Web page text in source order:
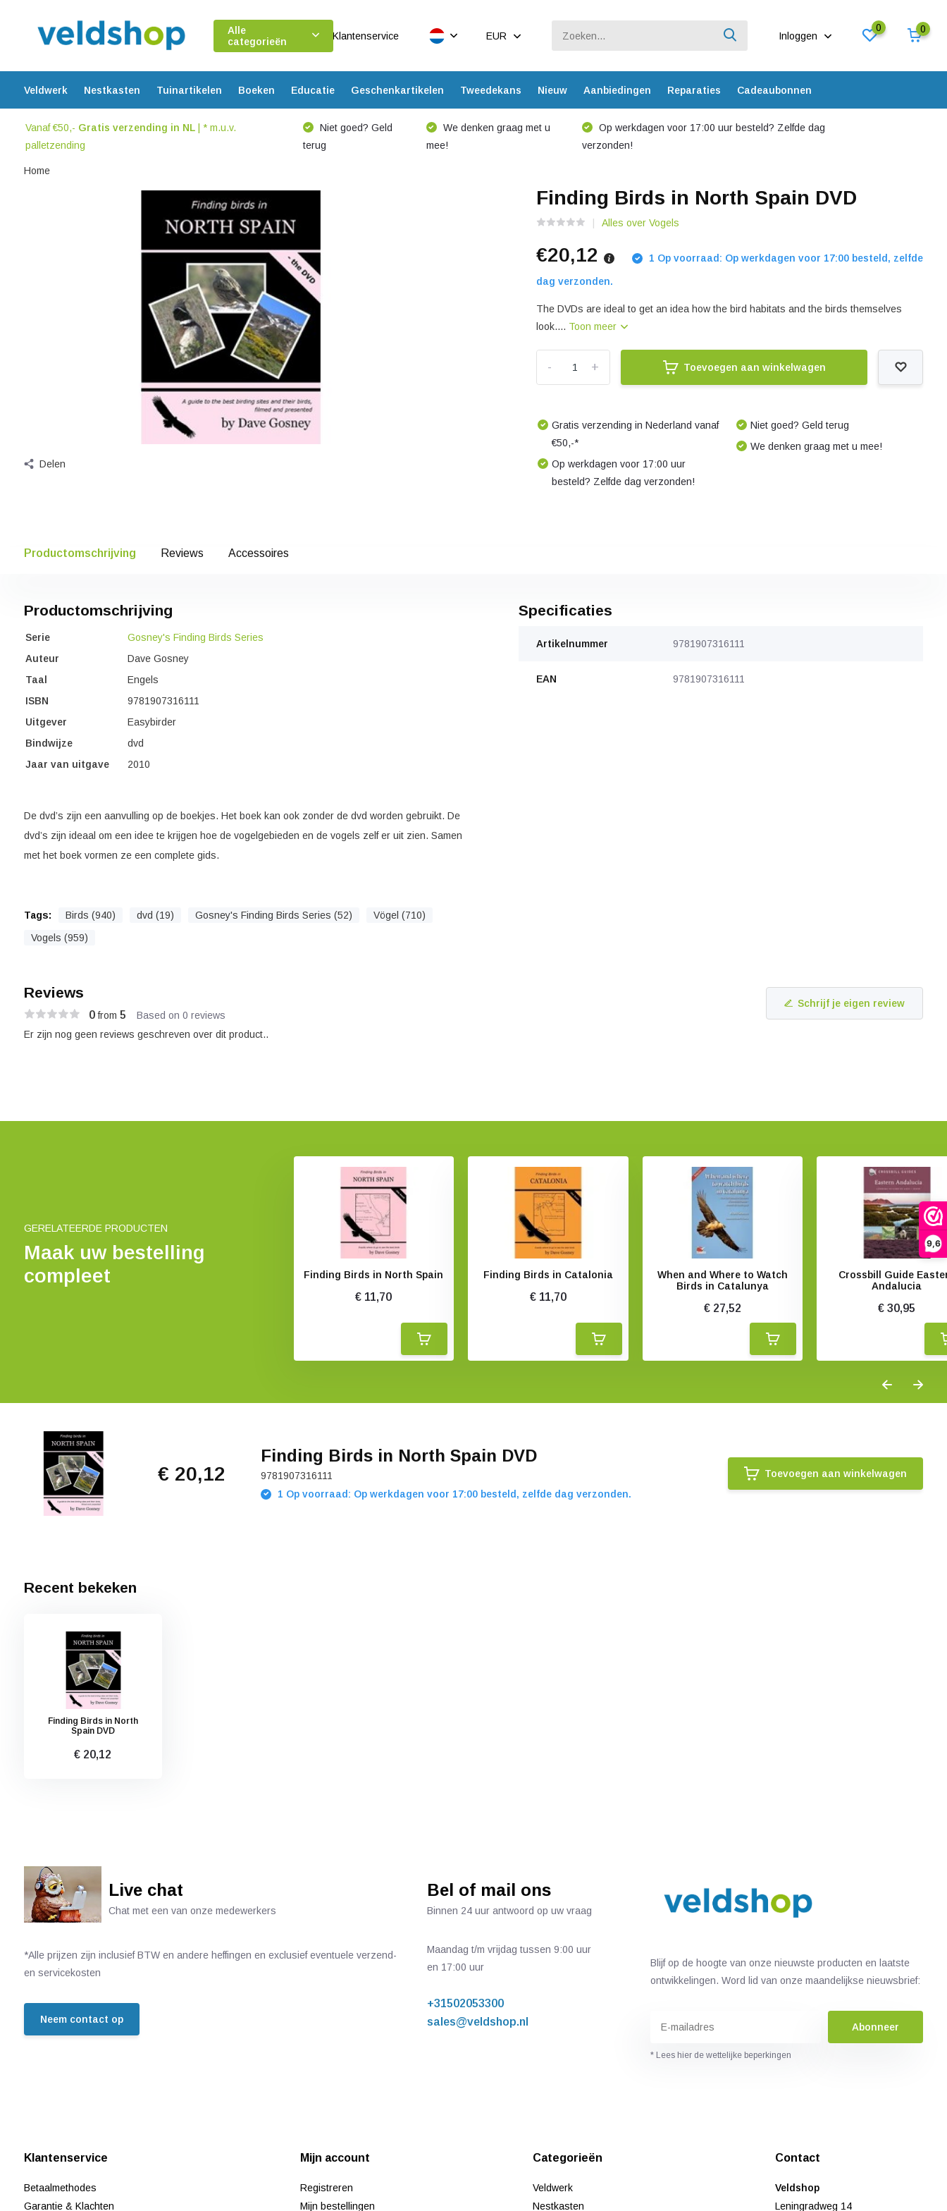
9,6
Alle
categorieën
Klantenservice EUR Inloggen
0 0
Veldwerk Nestkasten Tuinartikelen Boeken Educatie Geschenkartikelen Tweedekans Nieuw Aanbiedingen Reparaties Cadeaubonnen
Vanaf €50,- Gratis verzending in NL| * m.u.v.
palletzending
Niet goed? Geld
terug
We denken graag met u
mee!
Op werkdagen voor 17:00 uur besteld? Zelfde dag
verzonden!
Home
Delen
Finding Birds in North Spain DVD
Alles over Vogels
€20,12 1 Op voorraad: Op werkdagen voor 17:00 besteld, zelfde
dag verzonden.
The DVDs are ideal to get an idea how the bird habitats and the birds themselves
look.... Toon meer
+
- Toevoegen aan winkelwagen
Gratis verzending in Nederland vanaf
€50,-*
Op werkdagen voor 17:00 uur
besteld? Zelfde dag verzonden!
Niet goed? Geld terug
We denken graag met u mee!
Productomschrijving Reviews Accessoires
Productomschrijving
Serie
Gosney's Finding Birds Series
Auteur
Dave Gosney
Taal
Engels
ISBN
9781907316111
Uitgever
Easybirder
Bindwijze
dvd
Jaar van uitgave
2010
De dvd’s zijn een aanvulling op de boekjes. Het boek kan ook zonder de dvd worden gebruikt. De
dvd’s zijn ideaal om een idee te krijgen hoe de vogelgebieden en de vogels zelf er uit zien. Samen
met het boek vormen ze een complete gids.
Tags: Birds (940) dvd (19) Gosney's Finding Birds Series (52)
Vögel (710)
Vogels (959)
Specificaties
Artikelnummer 9781907316111
EAN 9781907316111
Reviews
0from 5 Based on 0 reviews
Schrijf je eigen review
Er zijn nog geen reviews geschreven over dit product..
GERELATEERDE PRODUCTEN
Maak uw bestelling
compleet
Finding Birds in North Spain
€ 11,70
Finding Birds in Catalonia
€ 11,70
When and Where to Watch
Birds in Catalunya
€ 27,52
Crossbill Guide
Andalucia
€ 30,95
€ 20,12
Finding Birds in North Spain DVD
9781907316111
1 Op voorraad: Op werkdagen voor 17:00 besteld, zelfde dag verzonden.
Toevoegen aan winkelwagen
Recent bekeken
Finding Birds in North
Spain DVD
€ 20,12
Live chat
Chat met een van onze medewerkers
*Alle prijzen zijn inclusief BTW en andere heffingen en exclusief eventuele verzend-
en servicekosten
Neem contact op
Bel of mail ons
Binnen 24 uur antwoord op uw vraag
Maandag t/m vrijdag tussen 9:00 uur
en 17:00 uur
+31502053300
sales@veldshop.nl
Blijf op de hoogte van onze nieuwste producten en laatste
ontwikkelingen. Word lid van onze maandelijkse nieuwsbrief:
Abonneer
* Lees hier de wettelijke beperkingen
Klantenservice
Betaalmethodes
Garantie & Klachten
Mijn account
Registreren
Mijn bestellingen
Categorieën
Veldwerk
Nestkasten
Contact
Veldshop
Leningradweg 14